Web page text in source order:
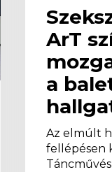
ArT
a
Az elmúlt
fellépésen